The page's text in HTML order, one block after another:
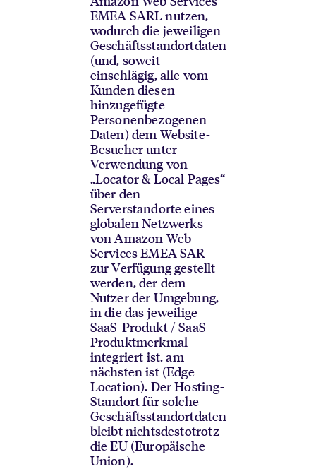
EMEA SARL nutzen,
wodurch die jeweiligen
Geschäftsstandortdaten
(und, soweit
einschlägig, alle vom
Kunden diesen
hinzugefügte
Personenbezogenen
Daten) dem Website-
Besucher unter
Verwendung von
„Locator & Local Pages“
über den
Serverstandorte eines
globalen Netzwerks
von Amazon Web
Services EMEA SAR
zur Verfügung gestellt
werden, der dem
Nutzer der Umgebung,
in die das jeweilige
SaaS-Produkt / SaaS-
Produktmerkmal
integriert ist, am
nächsten ist (Edge
Location). Der Hosting-
Standort für solche
Geschäftsstandortdaten
bleibt nichtsdestotrotz
die EU (Europäische
Union).